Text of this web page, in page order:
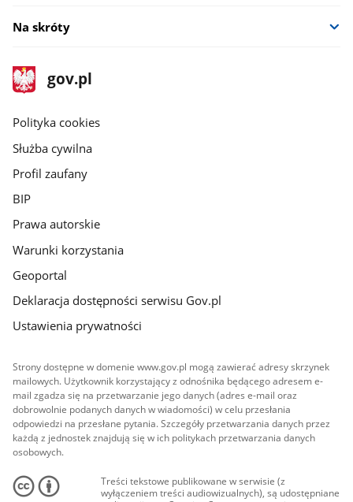
Na skróty
stopka
gov.pl
Strona
gov.pl
gov.pl
Polityka cookies
Służba cywilna
Profil zaufany
BIP
Prawa autorskie
Warunki korzystania
Geoportal
Deklaracja dostępności serwisu Gov.pl
Ustawienia prywatności
Strony dostępne w domenie www.gov.pl mogą zawierać adresy skrzynek
mailowych. Użytkownik korzystający z odnośnika będącego adresem e-
mail zgadza się na przetwarzanie jego danych (adres e-mail oraz
dobrowolnie podanych danych w wiadomości) w celu przesłania
odpowiedzi na przesłane pytania. Szczegóły przetwarzania danych przez
każdą z jednostek znajdują się w ich politykach przetwarzania danych
osobowych.
Treści tekstowe publikowane w serwisie (z
wyłączeniem treści audiowizualnych), są udostępniane